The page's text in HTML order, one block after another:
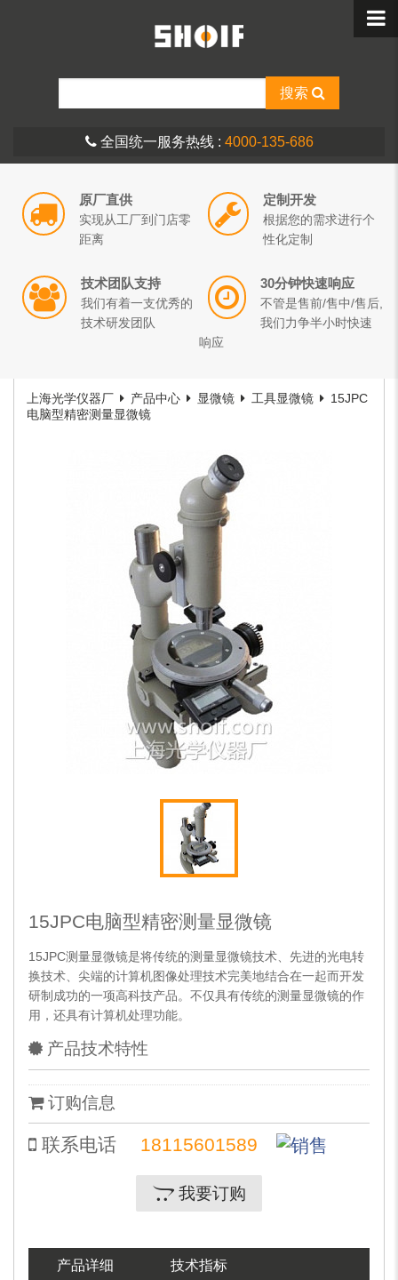
搜索
全国统一服务热线 : 4000-135-686
原厂直供
实现从工厂到门店零
距离
定制开发
根据您的需求进行个
性化定制
技术团队支持
我们有着一支优秀的
技术研发团队
30分钟快速响应
不管是售前/售中/售后,
我们力争半小时快速
响应
上海光学仪器厂 产品中心 显微镜 工具显微镜
15JPC
电脑型精密测量显微镜
15JPC电脑型精密测量显微镜
15JPC测量显微镜是将传统的测量显微镜技术、先进的光电转
换技术、尖端的计算机图像处理技术完美地结合在一起而开发
研制成功的一项高科技产品。不仅具有传统的测量显微镜的作
用，还具有计算机处理功能。
产品技术特性
订购信息
联系电话 18115601589
我要订购
产品详细 技术指标